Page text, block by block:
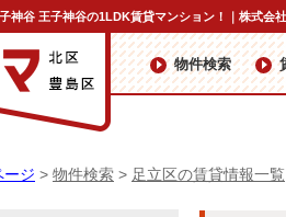
神谷 王子神谷の1LDK賃貸マンション！｜株式会
物件検索
ージ > 物件検索 > 足立区の賃貸情報一覧